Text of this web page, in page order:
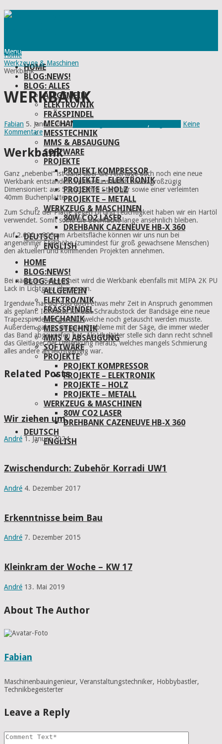
Menu
HOME
BLOG:NEWS!
BLOG: ALLES
ALLGEMEIN
ELEKTRO/NIK
FRÄSSPINDEL
MECHANIK
MESSTECHNIK
MMS & ABSAUGUNG
SOFTWARE
PROJEKTE
PROJEKT KOMPRESSOR
PROJEKTE – ELEKTRONIK
PROJEKTE – HOLZ
PROJEKTE – METALL
WERKZEUG & MASCHINEN
80W CO2 LASER
DREHBANK CAZENEUVE HB-X 360
DEUTSCH
ENGLISH
HOME
BLOG:NEWS!
BLOG: ALLES
ALLGEMEIN
ELEKTRO/NIK
FRÄSSPINDEL
MECHANIK
MESSTECHNIK
MMS & ABSAUGUNG
SOFTWARE
PROJEKTE
PROJEKT KOMPRESSOR
PROJEKTE – ELEKTRONIK
PROJEKTE – HOLZ
PROJEKTE – METALL
WERKZEUG & MASCHINEN
80W CO2 LASER
DREHBANK CAZENEUVE HB-X 360
DEUTSCH
ENGLISH
Home
Werkzeuge & Maschinen
Werkbank
WERKBANK
Fabian 5. Januar 2017 ,
Keine
Kommentare
Werkbank
Ganz „nebenbei“ ist dann über die Feiertage auch noch eine neue
Werkbank entstanden. Wie bei uns üblich etwas großzügig
Dimensioniert: aus 50x50x2mm Stahlrohr sowie einer verleimten
40mm Buchenplatte.
Zum Schutz der Platte gegen Öl und Feuchtigkeit haben wir ein Hartöl
verwendet. Somit sollte die Oberfläche lange ansehnlich bleiben.
Auf 2.600 x 800mm Arbeitsfläche können wir uns nun bei
angenehmer Stehhöhe (zumindest für groß gewachsene Menschen)
den aktuellen und kommenden Projekten annehmen.
Bei nächster Gelegenheit wird die Werkbank ebenfalls mit MIPA 2K PU
Lack in Lichtgrau überzogen.
Irgendwie hat der Bau doch etwas mehr Zeit in Anspruch genommen
als geplant. Ich hatte für den Schraubstock der Bandsäge eine neue
Trapezspindel hergestellt, welche noch getauscht werden musste.
Außerdem gab es ein paar Probleme mit der Säge, die immer wieder
das Band abgeworfen hat. Als Übeltäter stelle sich dann recht schnell
das Gleitlager der Umlenkung heraus, welches mangels Schmierung
alles andere als leichtgängig war.
Related Posts
Wir ziehen um.
André 1. Januar 2024
Zwischendurch: Zubehör Korradi UW1
André 4. Dezember 2017
Erkenntnisse beim Bau
André 7. Dezember 2015
Kleinkram der Woche – KW 17
André 13. Mai 2019
About The Author
Fabian
Maschinenbauingenieur, Veranstaltungstechniker, Hobbybastler,
Technikbegeisterter
Leave a Reply